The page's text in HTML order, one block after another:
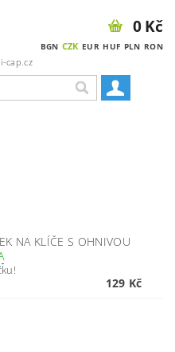
cap.cz
BGN CZK EUR HUF PLN RON
0 Kč
NA KLÍČE S OHNIVOU
129 Kč